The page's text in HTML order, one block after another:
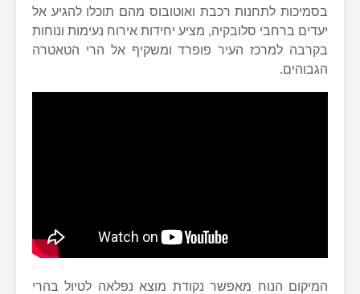
בסמיכות לתחנות רכבת ואוטובוס מהם תוכלו להגיע אל
יעדים ברחבי סלובקיה, מציע יחידות אירוח נעימות ונוחות
בקרבה למרכז העיר פופרד ומשקיף אל הרי הטאטרה
הגבוהים.
המיקום הנוח מאפשר נקודת מוצא נפלאה לטיול בהרי